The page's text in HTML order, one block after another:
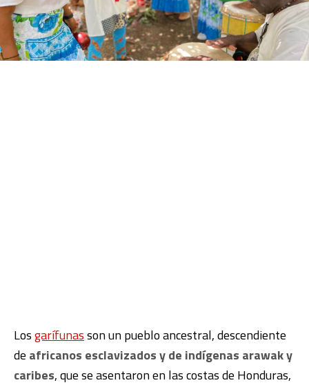
Losgarífunasson un pueblo ancestral, descendiente
de africanos esclavizados y de indígenas arawak y
caribes, que se asentaron en las costas de Honduras,